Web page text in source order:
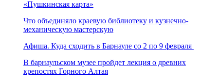
«Пушкинская карта»
Что объединяло краевую библиотеку и кузнечно-
механическую мастерскую
Афиша. Куда сходить в Барнауле со 2 по 9 февраля
В барнаульском музее пройдет лекция о древних
крепостях Горного Алтая